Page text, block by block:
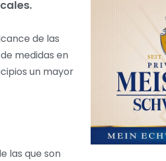
de las
medidas en
un mayor
las que son